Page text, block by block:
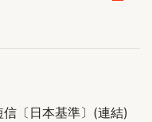
〔日本基準〕(連結)